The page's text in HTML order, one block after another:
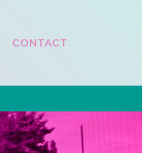
CONTACT